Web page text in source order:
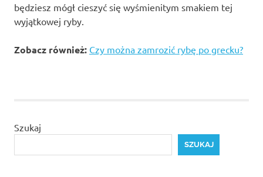
będziesz mógł cieszyć się wyśmienitym smakiem tej
wyjątkowej ryby.
Zobacz również: Czy można zamrozić rybę po grecku?
Szukaj
SZUKAJ